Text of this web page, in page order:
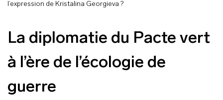
l’expression de Kristalina Georgieva ?
La diplomatie du Pacte vert
à l’ère de l’écologie de
guerre